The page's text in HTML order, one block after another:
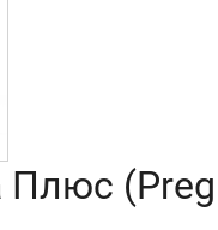
Плюс